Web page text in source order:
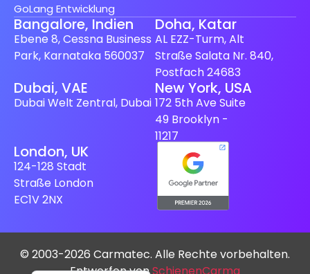
GoLang Entwicklung
Bangalore, Indien
Ebene 8, Cessna Business
Park, Karnataka 560037
Doha, Katar
AL EZZ-Turm, Alt
Straße Salata Nr. 840,
Postfach 24683
Dubai, VAE
Dubai Welt Zentral, Dubai
New York, USA
172 5th Ave Suite
49 Brooklyn -
11217
London, UK
124-128 Stadt
Straße London
EC1V 2NX
© 2003-2026 Carmatec. Alle Rechte vorbehalten.
Entworfen vonSchienenCarma
English
French
Japanese
Dutch
Finnish
Spanish (Spain)